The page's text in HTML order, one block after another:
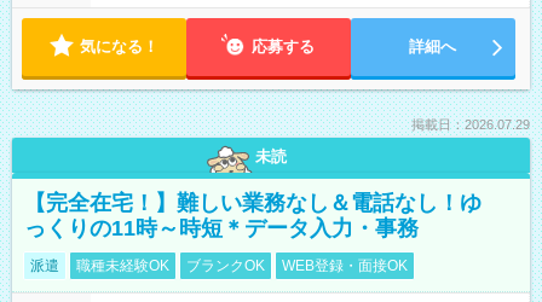
気になる！ 応募する 詳細へ
掲載日：2026.07.29
未読
【完全在宅！】難しい業務なし＆電話なし！ゆ
っくりの11時～時短＊データ入力・事務
派遣 職種未経験OK ブランクOK WEB登録・面接OK